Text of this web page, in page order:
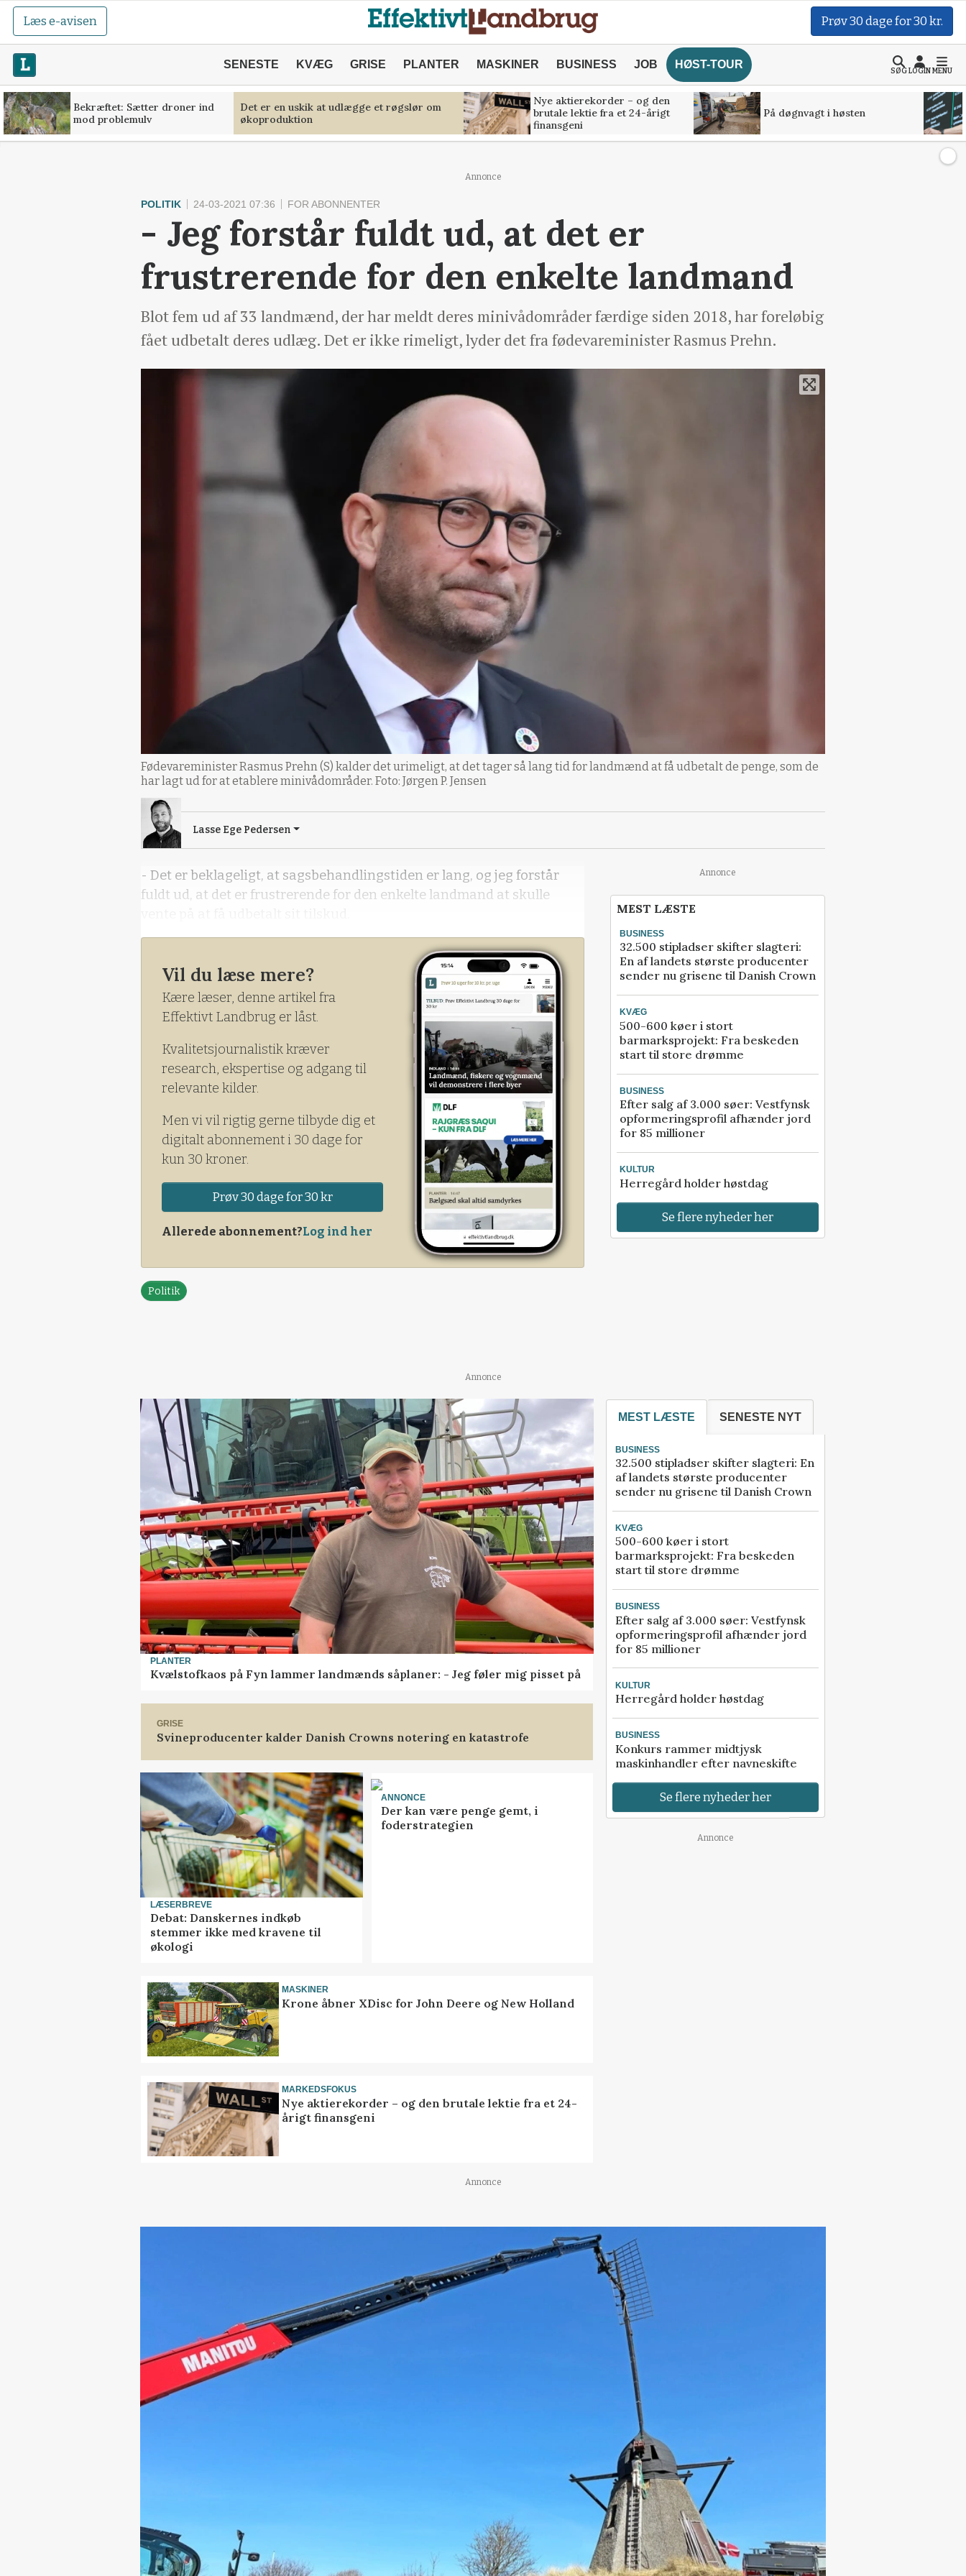
Læs e-avisen Prøv 30 dage for 30 kr.
SENESTE KVÆG GRISE PLANTER MASKINER BUSINESS JOB HØST-TOUR
SØGLOGINMENU
Bekræftet: Sætter droner ind
mod problemulv
Det er en uskik at udlægge et røgslør om
økoproduktion
Nye aktierekorder – og den
brutale lektie fra et 24-årigt
finansgeni
På døgnvagt i høsten
Annonce
POLITIK 24-03-2021 07:36 FOR ABONNENTER
- Jeg forstår fuldt ud, at det er
frustrerende for den enkelte landmand
Blot fem ud af 33 landmænd, der har meldt deres minivådområder færdige siden 2018, har foreløbig
fået udbetalt deres udlæg. Det er ikke rimeligt, lyder det fra fødevareminister Rasmus Prehn.
Fødevareminister Rasmus Prehn (S) kalder det urimeligt, at det tager så lang tid for landmænd at få udbetalt de penge, som de
har lagt ud for at etablere minivådområder. Foto: Jørgen P. Jensen
Lasse Ege Pedersen
- Det er beklageligt, at sagsbehandlingstiden er lang, og jeg forstår
fuldt ud, at det er frustrerende for den enkelte landmand at skulle
Vil du læse mere?
Kære læser, denne artikel fra
Effektivt Landbrug er låst.
Kvalitetsjournalistik kræver
research, ekspertise og adgang til
relevante kilder.
Men vi vil rigtig gerne tilbyde dig et
digitalt abonnement i 30 dage for
kun 30 kroner.
Prøv 30 dage for 30 kr
Allerede abonnement?Log ind her
Politik
Annonce
MEST LÆSTE
BUSINESS
32.500 stipladser skifter slagteri:
En af landets største producenter
sender nu grisene til Danish Crown
KVÆG
500-600 køer i stort
barmarksprojekt: Fra beskeden
start til store drømme
BUSINESS
Efter salg af 3.000 søer: Vestfynsk
opformeringsprofil afhænder jord
for 85 millioner
KULTUR
Herregård holder høstdag
Se flere nyheder her
Annonce
PLANTER
Kvælstofkaos på Fyn lammer landmænds såplaner: - Jeg føler mig pisset på
GRISE
Svineproducenter kalder Danish Crowns notering en katastrofe
LÆSERBREVE
Debat: Danskernes indkøb
stemmer ikke med kravene til
økologi
ANNONCE
Der kan være penge gemt, i
foderstrategien
MASKINER
Krone åbner XDisc for John Deere og New Holland
MARKEDSFOKUS
Nye aktierekorder – og den brutale lektie fra et 24-
årigt finansgeni
MEST LÆSTE SENESTE NYT
BUSINESS
32.500 stipladser skifter slagteri: En
af landets største producenter
sender nu grisene til Danish Crown
KVÆG
500-600 køer i stort
barmarksprojekt: Fra beskeden
start til store drømme
BUSINESS
Efter salg af 3.000 søer: Vestfynsk
opformeringsprofil afhænder jord
for 85 millioner
KULTUR
Herregård holder høstdag
BUSINESS
Konkurs rammer midtjysk
maskinhandler efter navneskifte
Se flere nyheder her
Annonce
Annonce